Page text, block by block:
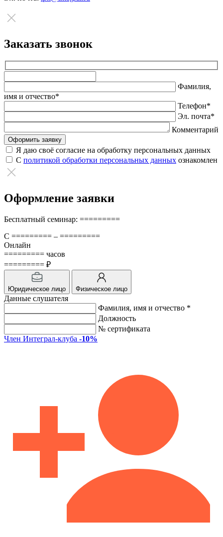
Заказать звонок
это
поле
пустым.
Фамилия,
имя и отчество*
Телефон*
Эл. почта*
Комментарий
Я даю своё согласие на обработку персональных данных
С политикой обработки персональных данных ознакомлен
Оформление заявки
Бесплатный семинар: =========
С ========= – =========
Онлайн
========= часов
========= ₽
Юридическое лицо Физическое лицо
Данные слушателя
Фамилия, имя и отчество *
Должность
№ сертификата
Член Интеграл-клуба -10%